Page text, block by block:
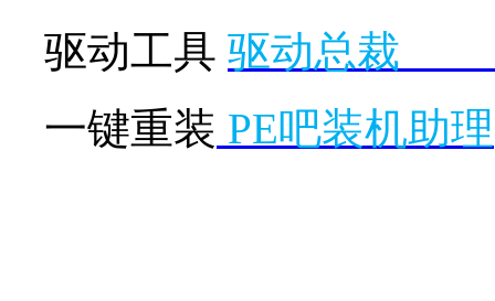
驱动工具 驱动总裁
一键重装 PE吧装机助理